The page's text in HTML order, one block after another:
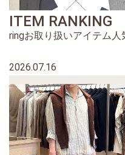
ITEM RANKING
ringお取り扱いアイテム人
2026.07.16